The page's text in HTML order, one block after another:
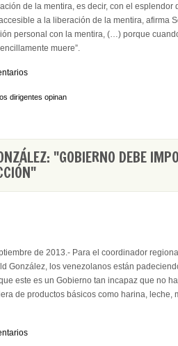
de la mentira, es decir, con el esplendor
a la liberación de la mentira, afirma
personal con la mentira, (…) porque
muere”.
dirigentes opinan
"GOBIERNO DEBE
de 2013.- Para el coordinador
González, los venezolanos están
este es un Gobierno tan incapaz que no
de productos básicos como harina, leche,